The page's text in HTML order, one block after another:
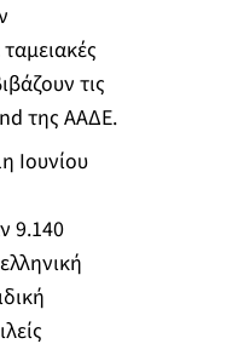
τις
της ΑΑΔΕ.
Ιουνίου
9.140